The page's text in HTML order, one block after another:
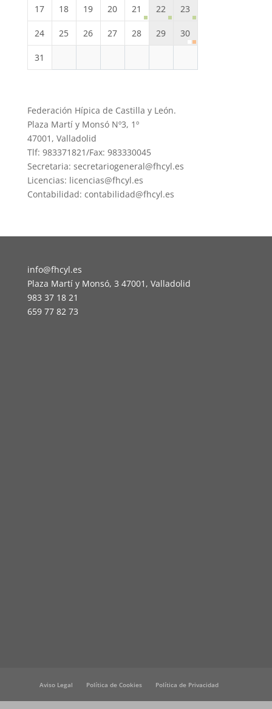
17 18 19 20 21 22 23
24 25 26 27 28 29 30
31
Federación Hípica de Castilla y León.
Plaza Martí y Monsó Nº3, 1º
47001, Valladolid
Tlf: 983371821/Fax: 983330045
Secretaria: secretariogeneral@fhcyl.es
Licencias: licencias@fhcyl.es
Contabilidad: contabilidad@fhcyl.es
info@fhcyl.es
Plaza Martí y Monsó, 3 47001, Valladolid
983 37 18 21
659 77 82 73
Aviso Legal Política de Cookies Política de Privacidad